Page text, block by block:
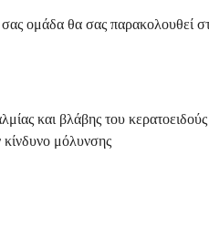
ομάδα θα σας παρακολουθεί
και βλάβης του κερατοειδούς
μόλυνσης